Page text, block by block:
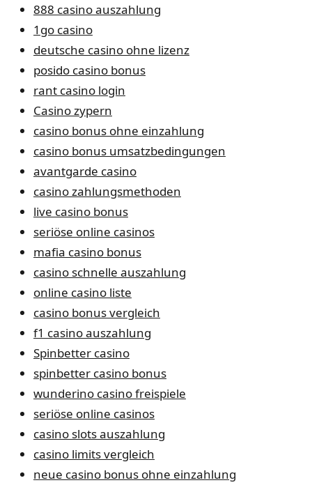
888 casino auszahlung
1go casino
deutsche casino ohne lizenz
posido casino bonus
rant casino login
Casino zypern
casino bonus ohne einzahlung
casino bonus umsatzbedingungen
avantgarde casino
casino zahlungsmethoden
live casino bonus
seriöse online casinos
mafia casino bonus
casino schnelle auszahlung
online casino liste
casino bonus vergleich
f1 casino auszahlung
Spinbetter casino
spinbetter casino bonus
wunderino casino freispiele
seriöse online casinos
casino slots auszahlung
casino limits vergleich
neue casino bonus ohne einzahlung